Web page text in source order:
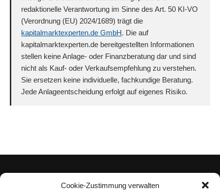
Cookie-Zustimmung verwalten
redaktionelle Verantwortung im Sinne des Art. 50 KI-VO
(Verordnung (EU) 2024/1689) trägt die
kapitalmarktexperten.de GmbH. Die auf
kapitalmarktexperten.de bereitgestellten Informationen
stellen keine Anlage- oder Finanzberatung dar und sind
nicht als Kauf- oder Verkaufsempfehlung zu verstehen.
Sie ersetzen keine individuelle, fachkundige Beratung.
Jede Anlageentscheidung erfolgt auf eigenes Risiko.